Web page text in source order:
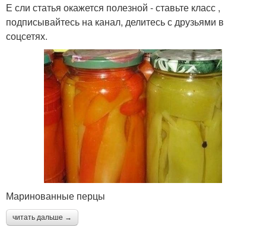
Е сли статья окажется полезной - ставьте класс ,
подписывайтесь на канал, делитесь с друзьями в
соцсетях.
Маринованные перцы
читать дальше →